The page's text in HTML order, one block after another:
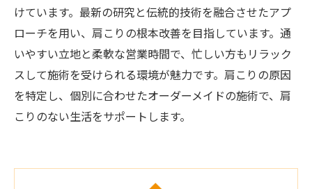
けています。最新の研究と伝統的技術を融合させたアプ
ローチを用い、肩こりの根本改善を目指しています。通
いやすい立地と柔軟な営業時間で、忙しい方もリラック
スして施術を受けられる環境が魅力です。肩こりの原因
を特定し、個別に合わせたオーダーメイドの施術で、肩
こりのない生活をサポートします。